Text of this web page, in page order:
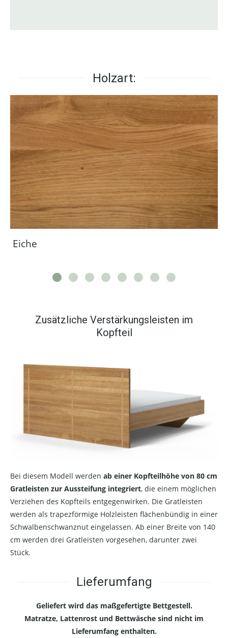
Holzart:
Eiche
Zusätzliche Verstärkungsleisten im
Kopfteil
Bei diesem Modell werden ab einer Kopfteilhöhe von 80 cm
Gratleisten zur Aussteifung integriert, die einem möglichen
Verziehen des Kopfteils entgegenwirken. Die Gratleisten
werden als trapezförmige Holzleisten flächenbündig in einer
Schwalbenschwanznut eingelassen. Ab einer Breite von 140
cm werden drei Gratleisten vorgesehen, darunter zwei
Stück.
Lieferumfang
Geliefert wird das maßgefertigte Bettgestell.
Matratze, Lattenrost und Bettwäsche sind nicht im
Lieferumfang enthalten.